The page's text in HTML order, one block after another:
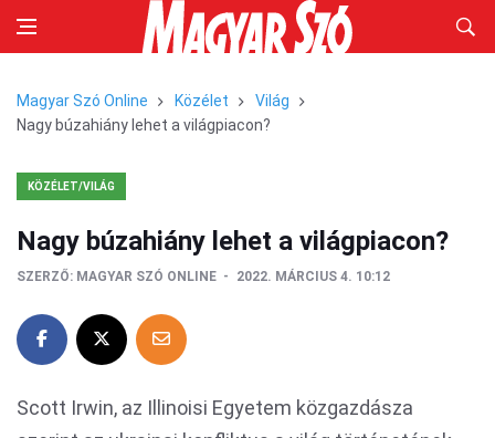
Magyar Szó Online Közélet
Világ
Nagy búzahiány lehet a világpiacon?
KÖZÉLET/VILÁG
Nagy búzahiány lehet a világpiacon?
SZERZŐ: MAGYAR SZÓ ONLINE 2022. MÁRCIUS 4. 10:12
Scott Irwin, az Illinoisi Egyetem közgazdásza